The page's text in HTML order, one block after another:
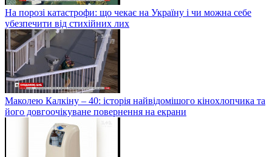
На порозі катастрофи: що чекає на Україну і чи можна себе
убезпечити від стихійних лих
Маколею Калкіну – 40: історія найвідомішого кінохлопчика та
його довгоочікуване повернення на екрани